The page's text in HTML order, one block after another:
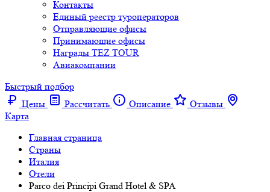
Контакты
Единый реестр туроператоров
Отправляющие офисы
Принимающие офисы
Награды TEZ TOUR
Авиакомпании
Быстрый подбор
Цены
Рассчитать Описание
Отзывы
Карта
Главная страница
Cтраны
Италия
Отели
Parco dei Principi Grand Hotel & SPA